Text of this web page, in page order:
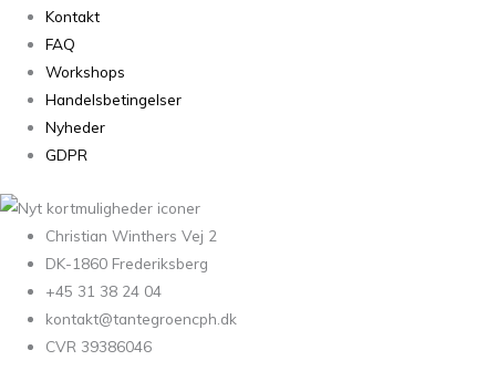
Kontakt
FAQ
Workshops
Handelsbetingelser
Nyheder
GDPR
Christian Winthers Vej 2
DK-1860 Frederiksberg
+45 31 38 24 04
kontakt@tantegroencph.dk
CVR 39386046